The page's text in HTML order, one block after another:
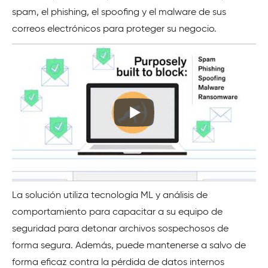
spam, el phishing, el spoofing y el malware de sus
correos electrónicos para proteger su negocio.
La solución utiliza tecnología ML y análisis de
comportamiento para capacitar a su equipo de
seguridad para detonar archivos sospechosos de
forma segura. Además, puede mantenerse a salvo de
forma eficaz contra la pérdida de datos internos